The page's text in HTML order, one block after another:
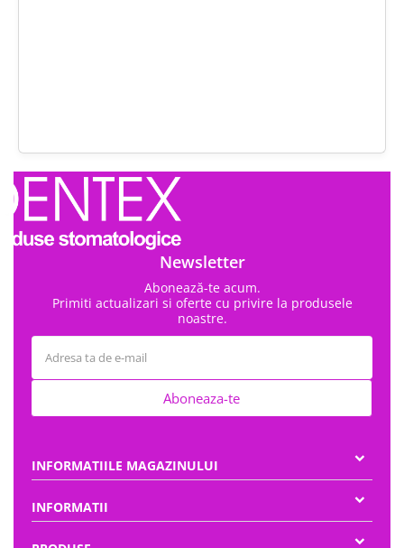
Aboneaza-te
Newsletter
Abonează-te acum.
Primiti actualizari si oferte cu privire la produsele
noastre.
INFORMATIILE MAGAZINULUI
INFORMATII